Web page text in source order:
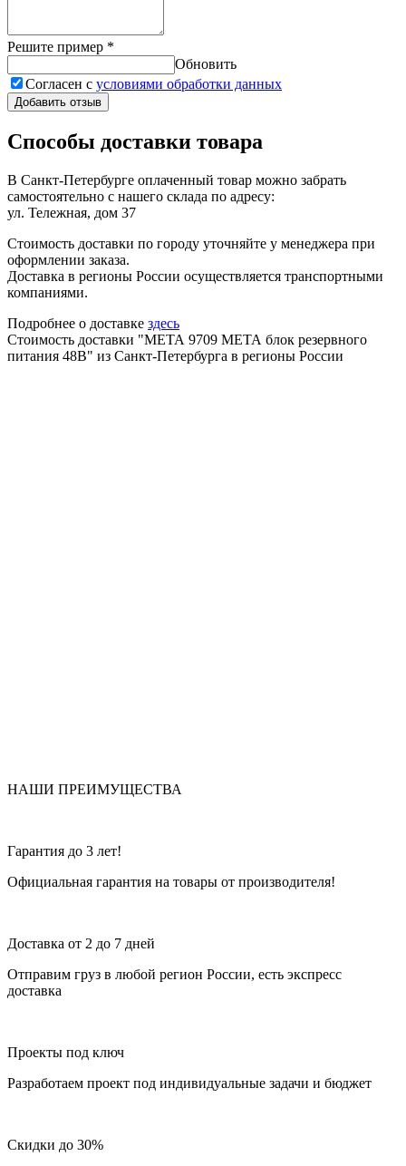
Решите пример *
Обновить
Согласен с условиями обработки данных
Добавить отзыв
Способы доставки товара
В Санкт-Петербурге оплаченный товар можно забрать
самостоятельно с нашего склада по адресу:
ул. Тележная, дом 37
Стоимость доставки по городу уточняйте у менеджера при
оформлении заказа.
Доставка в регионы России осуществляется транспортными
компаниями.
Подробнее о доставке здесь
Стоимость доставки "МЕТА 9709 МЕТА блок резервного
питания 48В" из Санкт-Петербурга в регионы России
НАШИ ПРЕИМУЩЕСТВА
Гарантия до 3 лет!
Официальная гарантия на товары от производителя!
Доставка от 2 до 7 дней
Отправим груз в любой регион России, есть экспресс
доставка
Проекты под ключ
Разработаем проект под индивидуальные задачи и бюджет
Скидки до 30%